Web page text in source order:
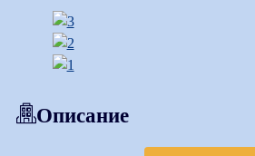
Описание